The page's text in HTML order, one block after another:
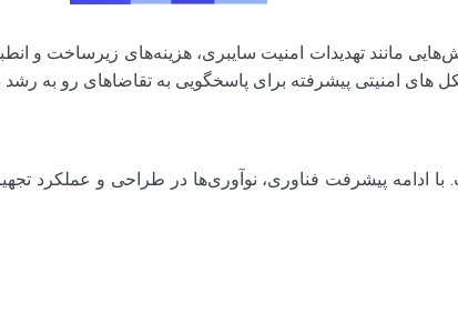
مانند تهدیدات امنیت سایبری، هزینه‌های زیرساخت و
پیشرفت فناوری، نوآوری‌ها در طراحی و عملکرد